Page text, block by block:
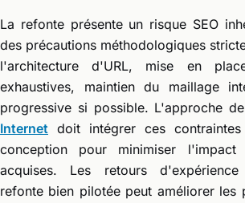
La refonte présente un risque SEO
des précautions méthodologiques
l'architecture d'URL, mise en
exhaustives, maintien du maillage
progressive si possible. L'approche de
Internet doit intégrer ces
conception pour minimiser
acquises. Les retours
refonte bien pilotée peut améliorer les